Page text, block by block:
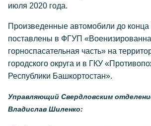
июля 2020 года.
Произведенные автомобили до конца
поставлены в ФГУП
горноспасательная часть» на
городского округа и в ГКУ
Республики Башкортостан».
Управляющий Свердловским
Владислав Шиленко: